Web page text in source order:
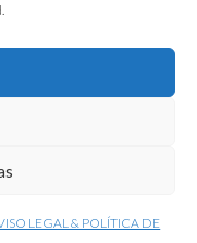
LEGAL & POLÍTICA DE
LIBROS